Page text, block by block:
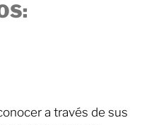
a través de sus